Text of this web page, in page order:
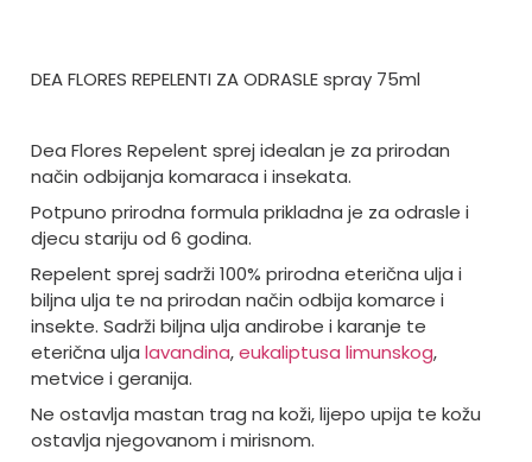
DEA FLORES REPELENTI ZA ODRASLE spray 75ml
Dea Flores Repelent sprej idealan je za prirodan
način odbijanja komaraca i insekata.
Potpuno prirodna formula prikladna je za odrasle i
djecu stariju od 6 godina.
Repelent sprej sadrži 100% prirodna eterična ulja i
biljna ulja te na prirodan način odbija komarce i
insekte. Sadrži biljna ulja andirobe i karanje te
eterična ulja lavandina,eukaliptusa limunskog,
metvice i geranija.
Ne ostavlja mastan trag na koži, lijepo upija te kožu
ostavlja njegovanom i mirisnom.